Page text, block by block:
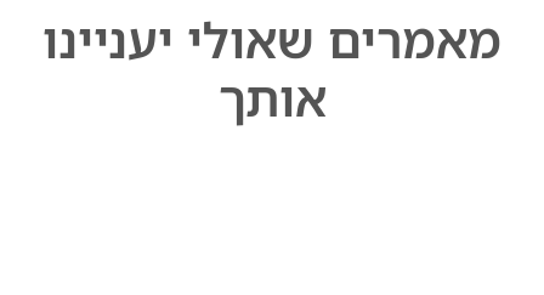
מאמרים שאולי יעניינו
אותך